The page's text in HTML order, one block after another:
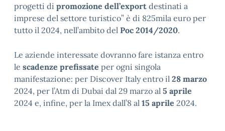
progetti di promozione dell’export destinati a
imprese del settore turistico” è di 825mila euro per
tutto il 2024, nell’ambito del Poc 2014/2020.
Le aziende interessate dovranno fare istanza entro
le scadenze prefissate per ogni singola
manifestazione: per Discover Italy entro il 28 marzo
2024, per l’Atm di Dubai dal 29 marzo al 5 aprile
2024 e, infine, per la Imex dall’8 al 15 aprile 2024.